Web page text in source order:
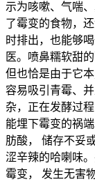
示为咳嗽、气喘
了霉变的食物，
时排出，也能够
医。喷鼻糯软甜
但也恰是由于它
容易吸引青霉、
杂，正在发酵过
能埋下霉变的祸
肪酸， 储存不妥
涩辛辣的哈喇味
霉变， 发生无害